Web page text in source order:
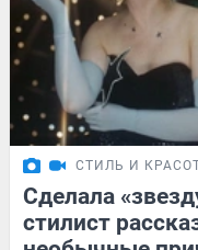
СТИЛЬ И
Сделала
стилист